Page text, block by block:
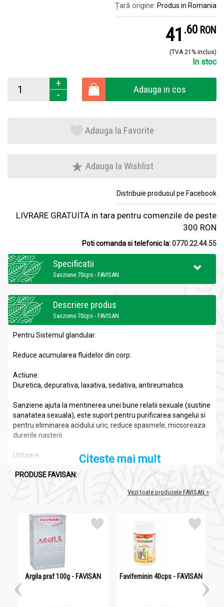
Țară origine: Produs in Romania
41 .6 RON
(TVA 21% inclus)
In stoc
+
-
Adauga in cos
Adauga la Favorite
Adauga la Wishlist
Distribuie produsul pe Facebook
LIVRARE GRATUITA in tara pentru comenzile de peste
300 RON
Poti comanda si telefonic la:0770.22.44.55
Specificatii
Sanziene 70cps - FAVISAN
Descriere produs
Sanziene 70cps - FAVISAN
Pentru Sistemul glandular.
Reduce acumularea fluidelor din corp.
Actiune:
Diuretica, depurativa, laxativa, sedativa, antireumatica.
Sanziene ajuta la mentinerea unei bune relatii sexuale (sustine
sanatatea sexuala), este suport pentru purificarea sangelui si
pentru eliminarea acidului uric, reduce spasmele, micsoreaza
durerile nasterii.
Utilizare:
In mod traditional, in afectiuni urinare, reumatism, constipatii.
slab, calmant psihic blând şi foarte subtil, coleretic şi colagog
amar.
Compozitie
0.2g sanziene.
Citeste mai mult
PRODUSE FAVISAN:
Vezi toate produsele FAVISAN >
Argila praf 100g - FAVISAN Favifeminin 40cps - FAVISAN